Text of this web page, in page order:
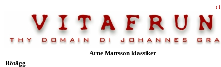
t i
Arne Mattsson klassiker
Rötägg